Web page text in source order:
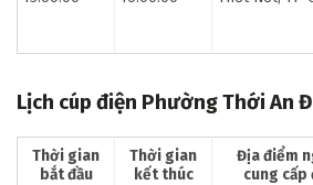
Lịch cúp điện Phường Thới An
Thời gian
bắt đầu
Thời gian
kết thúc
Địa điểm
cung cấp